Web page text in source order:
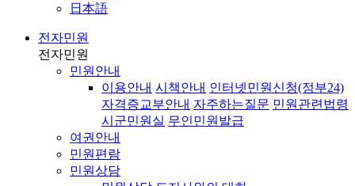
日本語
전자민원
전자민원
민원안내
이용안내 시책안내 인터넷민원신청(정부24)
자격증교부안내 자주하는질문 민원관련법령
시군민원실 무인민원발급
여권안내
민원편람
민원상담